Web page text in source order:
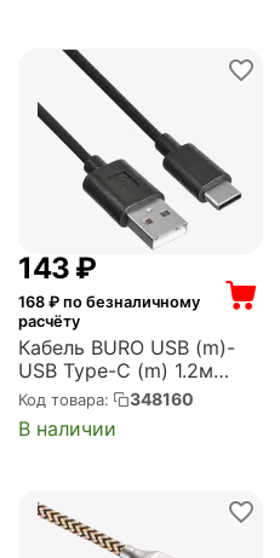
‍143‍ ₽
168 ₽ по безналичному
расчёту
Кабель BURO USB (m)-
USB Type-C (m) 1.2м
черный (USB-TC-1.2B3A)
Код товара: 348160
В наличии